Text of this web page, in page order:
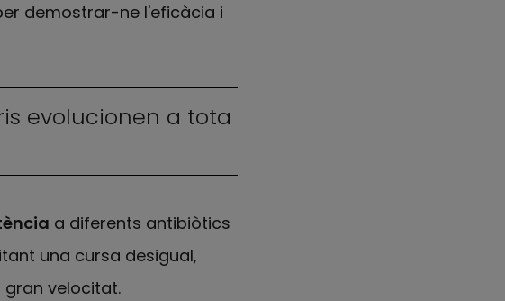
demostrar-ne l'eficàcia i
evolucionen a tota
a diferents antibiòtics
una cursa desigual,
velocitat.